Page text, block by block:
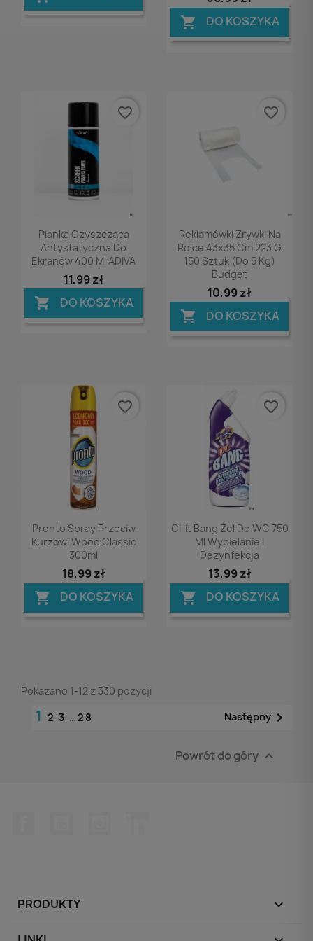
 DO KOSZYKA
Podgląd
Pianka Czyszcząca
Antystatyczna Do
Ekranów 400 Ml ADIVA
11,99 zł
 DO KOSZYKA
favorite_border
Podgląd
Reklamówki Zrywki Na
Rolce 43x35 Cm 223 G
150 Sztuk (do 5 Kg)
Budget
10,99 zł
 DO KOSZYKA
favorite_border
Podgląd
Pronto Spray Przeciw
Kurzowi Wood Classic
300ml
18,99 zł
 DO KOSZYKA
favorite_border
Podgląd
Cillit Bang Żel Do WC 750
Ml Wybielanie I
Dezynfekcja
13,99 zł
 DO KOSZYKA
favorite_border
Pokazano 1-12 z 330 pozycji
1 2 3 … 28 Następny 
Powrót do góry 
PRODUKTY 